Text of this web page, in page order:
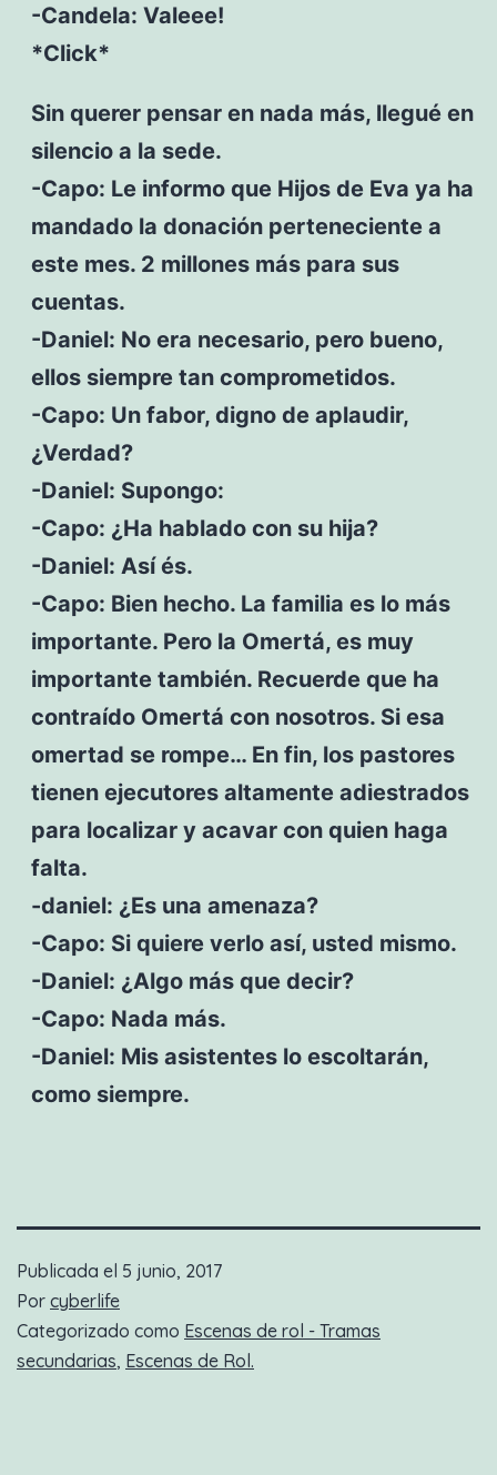
-Candela: Valeee!
*Click*
Sin querer pensar en nada más, llegué en
silencio a la sede.
-Capo: Le informo que Hijos de Eva ya ha
mandado la donación perteneciente a
este mes. 2 millones más para sus
cuentas.
-Daniel: No era necesario, pero bueno,
ellos siempre tan comprometidos.
-Capo: Un fabor, digno de aplaudir,
¿Verdad?
-Daniel: Supongo:
-Capo: ¿Ha hablado con su hija?
-Daniel: Así és.
-Capo: Bien hecho. La familia es lo más
importante. Pero la Omertá, es muy
importante también. Recuerde que ha
contraído Omertá con nosotros. Si esa
omertad se rompe… En fin, los pastores
tienen ejecutores altamente adiestrados
para localizar y acavar con quien haga
falta.
-daniel: ¿Es una amenaza?
-Capo: Si quiere verlo así, usted mismo.
-Daniel: ¿Algo más que decir?
-Capo: Nada más.
-Daniel: Mis asistentes lo escoltarán,
como siempre.
Publicada el 5 junio, 2017
Por cyberlife
Categorizado como Escenas de rol - Tramas
secundarias, Escenas de Rol.